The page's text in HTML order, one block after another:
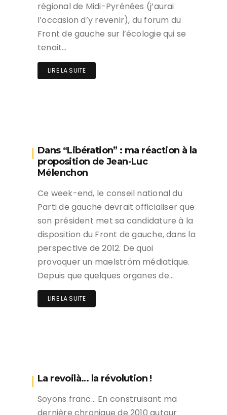
régional de Midi-Pyrénées (j’aurai
l’occasion d’y revenir), du forum du
Front de gauche sur l’écologie qui se
tenait…
LIRE LA SUITE
Dans “Libération” : ma réaction à la
proposition de Jean-Luc
Mélenchon
Ce week-end, le conseil national du
Parti de gauche devrait officialiser que
son président met sa candidature à la
disposition du Front de gauche, dans la
perspective de 2012. De quoi
provoquer un maelström médiatique.
Depuis que quelques organes de…
LIRE LA SUITE
La revoilà… la révolution !
Soyons franc… En construisant ma